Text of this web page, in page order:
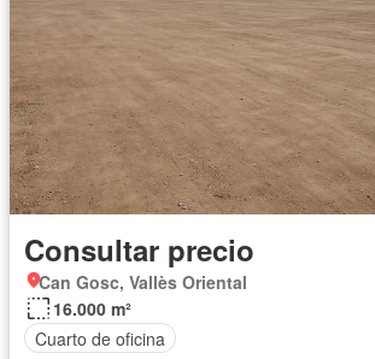
Consultar precio
Can Gosc, Vallès Oriental
16.000 m²
Cuarto de oficina